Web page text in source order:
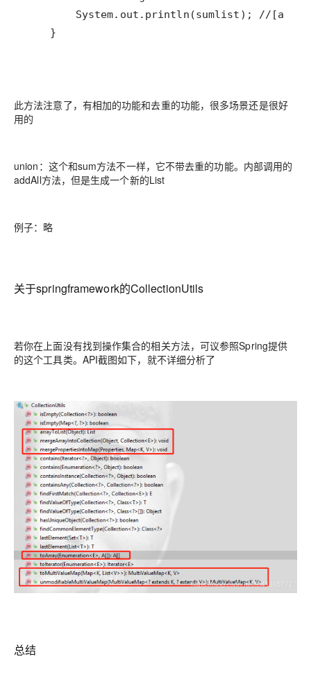
此方法注意了，有相加的功能和去重的功能，很多场景还是很好
用的
union：这个和sum方法不一样，它不带去重的功能。内部调用的
addAll方法，但是生成一个新的List
例子：略
关于springframework的CollectionUtils
若你在上面没有找到操作集合的相关方法，可议参照Spring提供
的这个工具类。API截图如下，就不详细分析了
总结